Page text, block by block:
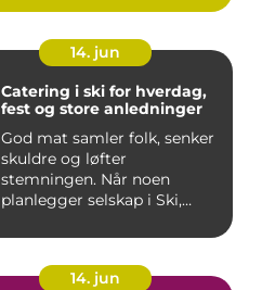
14. jun
Catering i ski for hverdag,
fest og store anledninger
God mat samler folk, senker
skuldre og løfter
stemningen. Når noen
planlegger selskap i Ski,
14. jun